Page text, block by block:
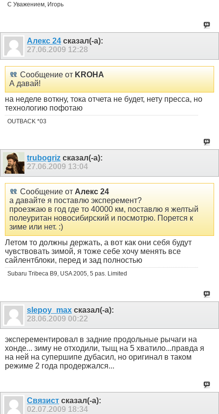
С Уважением, Игорь
Алекс 24 сказал(-а):
27.06.2009 12:28
Сообщение от KROHA
А давай!
на неделе воткну, тока отчета не будет, нету пресса, но
технологию пофотаю
OUTBACK *03
trubogriz сказал(-а):
27.06.2009 13:04
Сообщение от Алекс 24
а давайте я поставлю эксперемент?
проезжаю в год где то 40000 км, поставлю я желтый
полеуритан новосибирский и посмотрю. Порется к
зиме или нет. :)
Летом то должны держать, а вот как они себя будут
чувствовать зимой, я тоже себе хочу менять все
сайлентблоки, перед и зад полностью
Subaru Tribeca B9, USA 2005, 5 pas. Limited
slepoy_max сказал(-а):
28.06.2009 00:22
эксперементировал в задние продольные рычаги на
хонде... зиму не отходили, тыщ на 5 хватило...правда я
на ней на супершипе дубасил, но оригинал в таком
режиме 2 года продержался...
Связист сказал(-а):
02.07.2009 18:34